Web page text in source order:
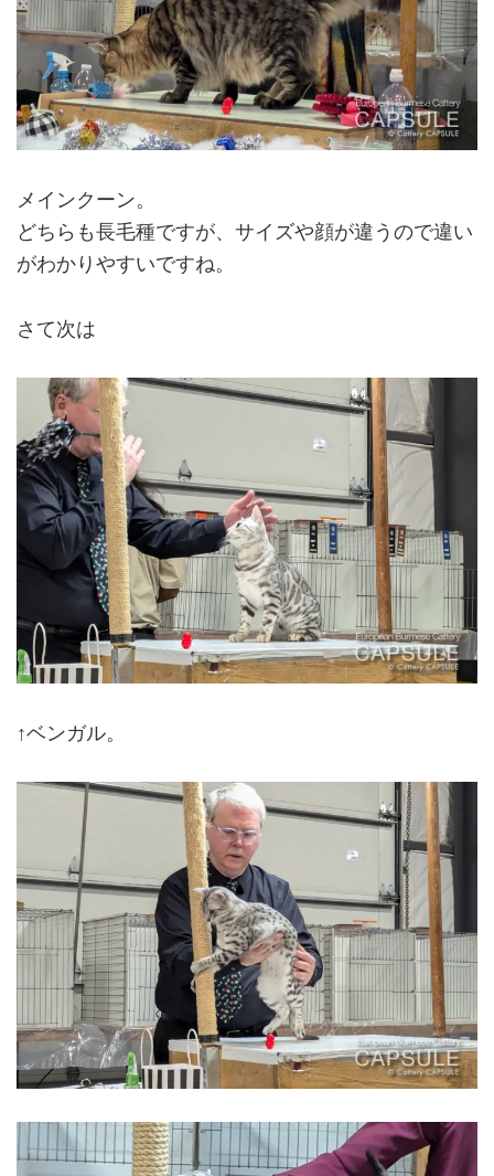
メインクーン。
どちらも長毛種ですが、サイズや顔が違うので違い
がわかりやすいですね。
さて次は
↑ベンガル。